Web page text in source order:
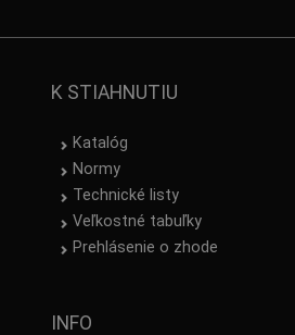
K STIAHNUTIU
Katalóg
Normy
Technické listy
Veľkostné tabuľky
Prehlásenie o zhode
INFO